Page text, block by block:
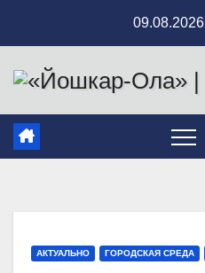
содержимому
09.08.2026
АКТУАЛЬНО ГОРОДСКАЯ СРЕДА